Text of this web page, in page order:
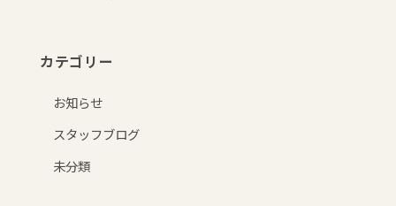
カテゴリー
お知らせ
スタッフブログ
未分類